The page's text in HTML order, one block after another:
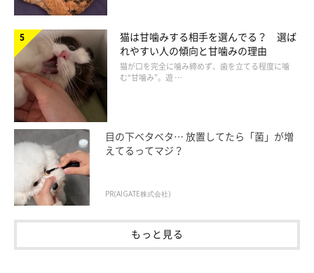
ねこのきもち投稿写真ギャラリー
全身麻酔でアレルギーが出ることがある
猫は甘噛みする相手を選んでる？ 選ば
れやすい人の傾向と甘噛みの理由
猫が口を完全に噛み締めず、歯を立てる程度に噛
む“甘噛み”。遊 …
目の下ベタベタ… 放置してたら「菌」が増
えてるってマジ？
PR(AIGATE株式会社)
もっと見る